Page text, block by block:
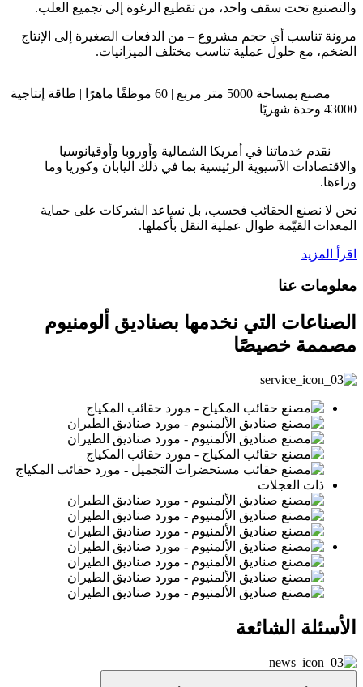
والتصنيع تحت سقف واحد، من تقطيع الرغوة إلى تجميع العلب.
مرونة تناسب أي حجم مشروع – من الدفعات الصغيرة إلى الإنتاج
الضخم، مع حلول عملية تناسب مختلف الميزانيات.
مصنع بمساحة 5000 متر مربع | 60 موظفًا ماهرًا | طاقة إنتاجية
43000 وحدة شهريًا
نقدم خدماتنا في أمريكا الشمالية وأوروبا وأوقيانوسيا
والاقتصادات الآسيوية الرئيسية بما في ذلك اليابان وكوريا وما
وراءها.
نحن لا نصنع الحقائب فحسب، بل نساعد الشركات على حماية
المعدات القيّمة طوال عملية النقل بأكملها.
اقرأ المزيد
معلومات عنا
الصناعات التي نخدمها بصناديق ألومنيوم
مصممة خصيصًا
الأسئلة الشائعة